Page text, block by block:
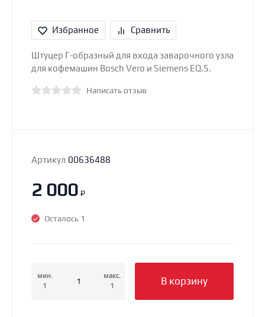
Избранное Сравнить
Штуцер Г-образный для входа заварочного узла
для кофемашин Bosch Vero и Siemens EQ.5.
Написать отзыв
Артикул 00636488
2 000 ₽
Осталось 1
мин.
1
макс.
1
В корзину